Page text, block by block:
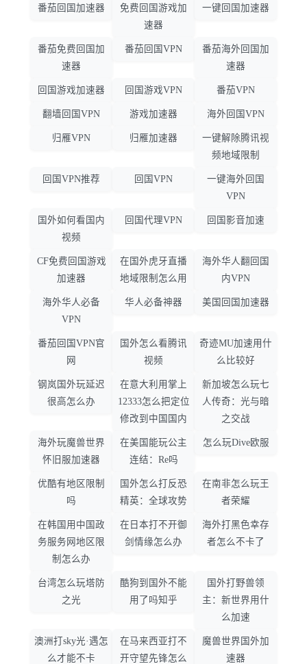
番茄回国加速器
免费回国游戏加
速器
一键回国加速器
番茄免费回国加
速器
番茄回国VPN
番茄海外回国加
速器
回国游戏加速器 回国游戏VPN 番茄VPN
翻墙回国VPN 游戏加速器 海外回国VPN
归雁VPN 归雁加速器
一键解除腾讯视
频地域限制
回国VPN推荐 回国VPN
一键海外回国
VPN
国外如何看国内
视频
回国代理VPN 回国影音加速
CF免费回国游戏
加速器
在国外虎牙直播
地域限制怎么用
海外华人翻回国
内VPN
海外华人必备
VPN
华人必备神器 美国回国加速器
番茄回国VPN官
网
国外怎么看腾讯
视频
奇迹MU加速用什
么比较好
钢岚国外玩延迟
很高怎么办
在意大利用掌上
12333怎么把定位
修改到中国国内
新加坡怎么玩七
人传奇：光与暗
之交战
海外玩魔兽世界
怀旧服加速器
在美国能玩公主
连结：Re吗
怎么玩Dive欧服
优酷有地区限制
吗
国外怎么打反恐
精英：全球攻势
在南非怎么玩王
者荣耀
在韩国用中国政
务服务网地区限
制怎么办
在日本打不开御
剑情缘怎么办
海外打黑色幸存
者怎么不卡了
台湾怎么玩塔防
之光
酷狗到国外不能
用了吗知乎
国外打野兽领
主：新世界用什
么加速
澳洲打sky光·遇怎
么才能不卡
在马来西亚打不
开守望先锋怎么
魔兽世界国外加
速器